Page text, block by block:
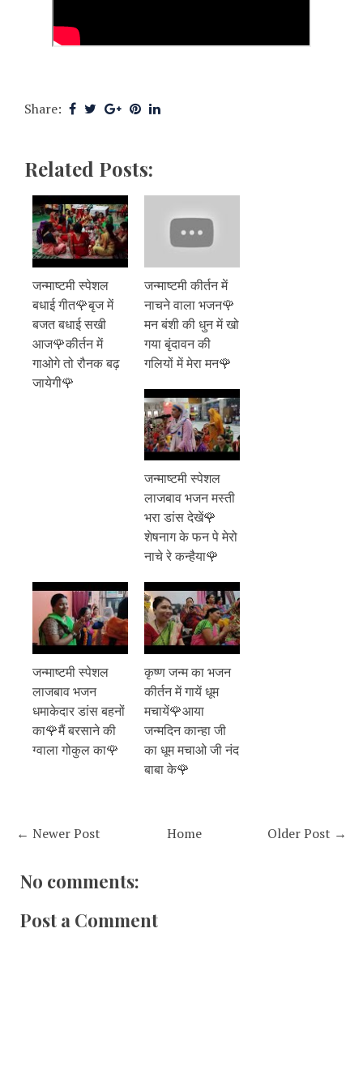
Share:
Related Posts:
जन्माष्टमी स्पेशल
बधाई गीत🌹बृज में
बजत बधाई सखी
आज🌹कीर्तन में
गाओगे तो रौनक बढ़
जायेगी🌹
जन्माष्टमी कीर्तन में
नाचने वाला भजन🌹
मन बंशी की धुन में खो
गया बृंदावन की
गलियों में मेरा मन🌹
जन्माष्टमी स्पेशल
लाजबाव भजन मस्ती
भरा डांस देखें🌹
शेषनाग के फन पे मेरो
नाचे रे कन्हैया🌹
जन्माष्टमी स्पेशल
लाजबाव भजन
धमाकेदार डांस बहनों
का🌹मैं बरसाने की
ग्वाला गोकुल का🌹
कृष्ण जन्म का भजन
कीर्तन में गायें धूम
मचायें🌹आया
जन्मदिन कान्हा जी
का धूम मचाओ जी नंद
बाबा के🌹
← Newer Post Older Post →
Home
No comments:
Post a Comment